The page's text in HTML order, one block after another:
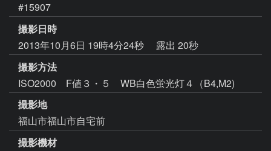
#15907
撮影日時
2013年10月6日 19時4分24秒
露出 20秒
撮影方法
ISO2000 F値３・５ WB白色蛍光灯４（B4,M2)
撮影地
福山市福山市自宅前
撮影機材